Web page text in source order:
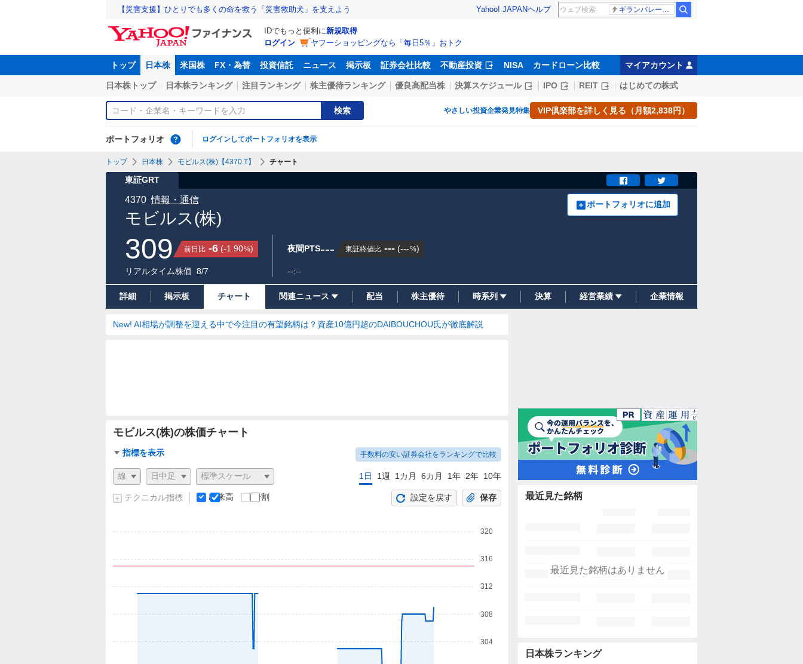
【災害支援】ひとりでも多くの命を救う「災害救助犬」を支えよう Yahoo! JAPANヘルプ ギランバレー症候群
IDでもっと便利に新規取得
ログイン
ヤフーショッピングなら「毎日5％」おトク
トップ 日本株 米国株 FX・為替 投資信託 ニュース 掲示板 証券会社比較 不動産投資 NISA カードローン比較 マイアカウント
日本株トップ 日本株ランキング 注目ランキング 株主優待ランキング 優良高配当株 決算スケジュール IPO REIT はじめての株式
検索 やさしい投資企業発見特集 VIP倶楽部を詳しく見る（月額2,838円）
ポートフォリオ ログインしてポートフォリオを表示
トップ 日本株 モビルス(株)【4370.T】 チャート
東証GRT
モビルス(株)
4370 情報・通信 ポートフォリオに追加
309 前日比 -6 (-1.90%)
リアルタイム株価 8/7
夜間PTS--- 東証終値比 --- (---%)
--:--
詳細 掲示板 チャート 関連ニュース 配当 株主優待 時系列 決算 経営業績 企業情報
New! AI相場が調整を迎える中で今注目の有望銘柄は？資産10億円超のDAIBOUCHOU氏が徹底解説
モビルス(株)の株価チャート
チ
ャ
ー
ト
指
手数料の安い証券会社をランキングで比較
指標を表示
チ
ャ
ー
設
1日 1週 1カ月 6カ月 1年 2年 10年
テクニカル指標 出来高 分割 設定を戻す 保存
304
308
312
316
320
最近見た銘柄
最近見た銘柄はありません
日本株ランキング